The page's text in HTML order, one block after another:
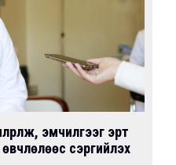
эмчилгээг эрт
сэргийлэх